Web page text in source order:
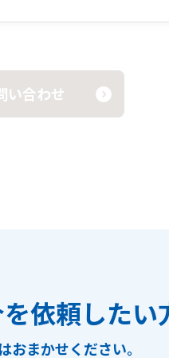
い合わせ
依頼したい
おまかせください。